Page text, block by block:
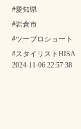
#愛知県
#岩倉市
#ツーブロショート
#スタイリストHISA
2024-11-06 22:57:38